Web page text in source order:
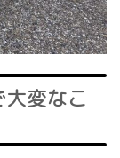
変なこ